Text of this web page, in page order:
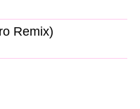
Remix)